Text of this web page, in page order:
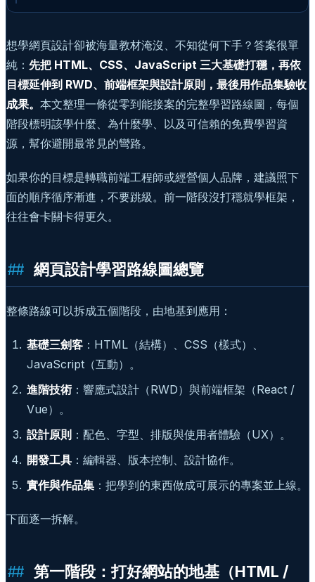
想學網頁設計卻被海量教材淹沒、不知從何下手？答案很單
純： 先把 HTML、CSS、JavaScript 三大基礎打穩，再依
目標延伸到 RWD、前端框架與設計原則，最後用作品集驗收
成果。 本文整理一條從零到能接案的完整學習路線圖，每個
階段標明該學什麼、為什麼學、以及可信賴的免費學習資
源，幫你避開最常見的彎路。
如果你的目標是轉職前端工程師或經營個人品牌，建議照下
面的順序循序漸進，不要跳級。前一階段沒打穩就學框架，
往往會卡關卡得更久。
網頁設計學習路線圖總覽
整條路線可以拆成五個階段，由地基到應用：
基礎三劍客：HTML（結構）、CSS（樣式）、
JavaScript（互動）。
進階技術：響應式設計（RWD）與前端框架（React /
Vue）。
設計原則：配色、字型、排版與使用者體驗（UX）。
開發工具：編輯器、版本控制、設計協作。
實作與作品集：把學到的東西做成可展示的專案並上線。
下面逐一拆解。
第一階段：打好網站的地基（HTML /